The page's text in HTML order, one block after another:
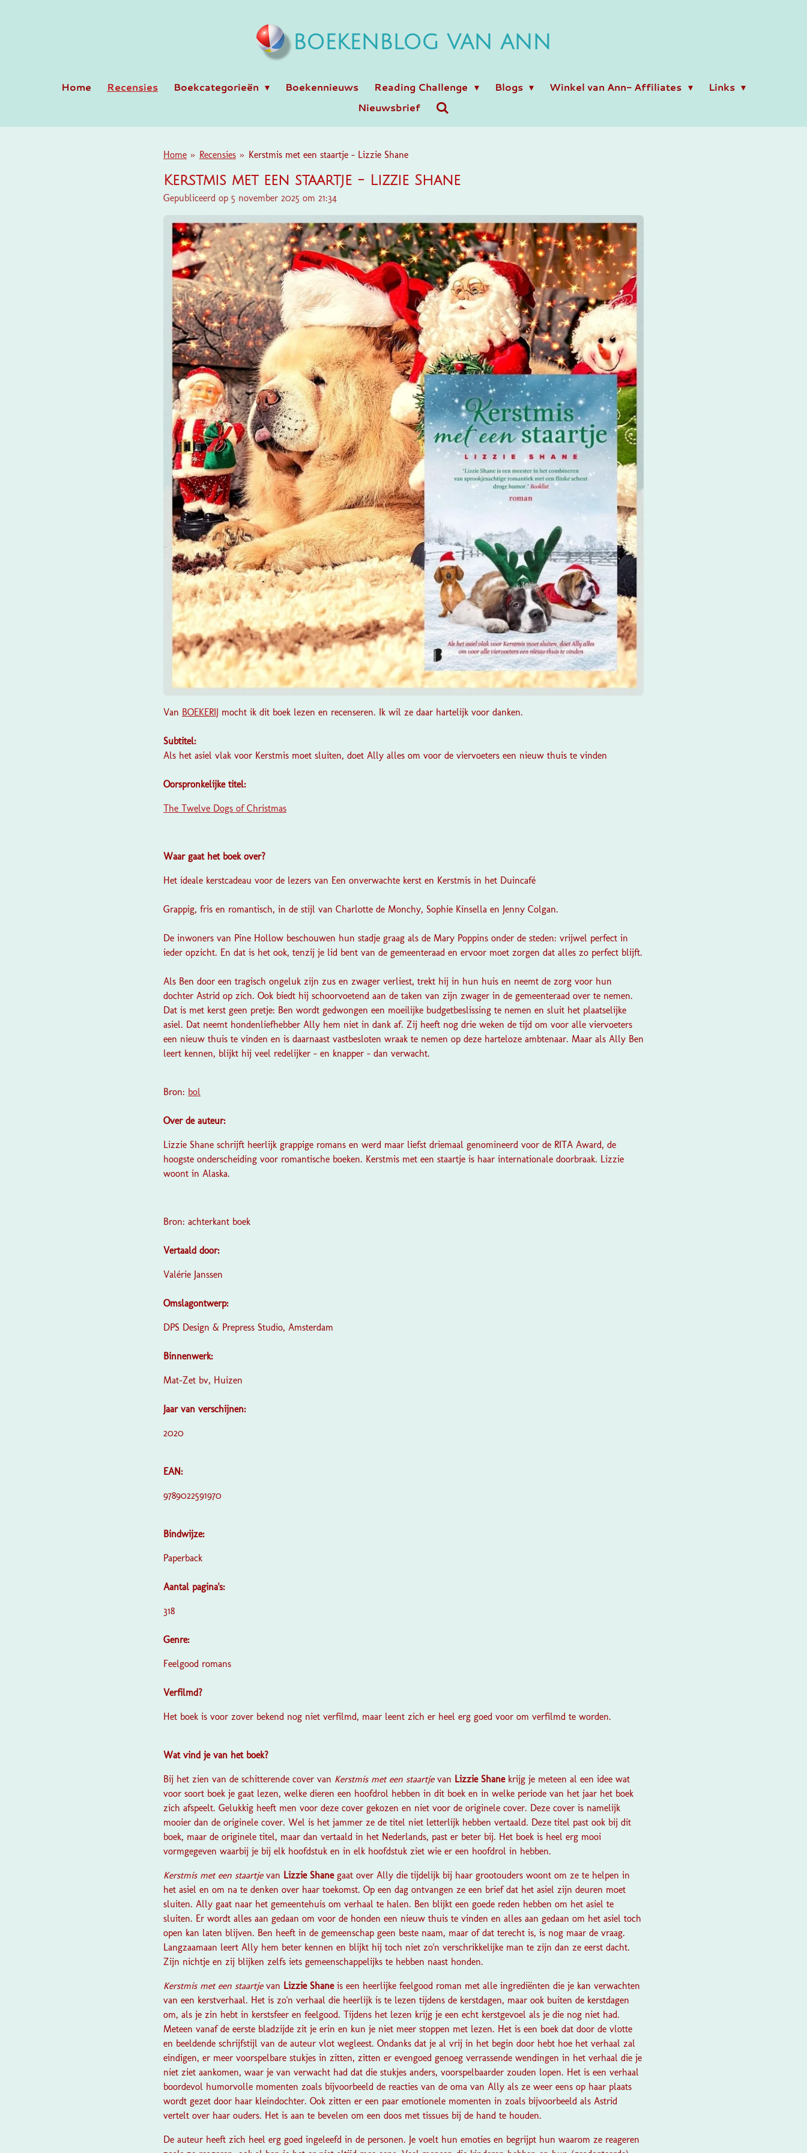
BOEKENBLOG VAN ANN
Home Recensies Boekcategorieën Boekennieuws Reading Challenge Blogs Winkel van Ann- Affiliates
Links
Nieuwsbrief
Home » Recensies » Kerstmis met een staartje - Lizzie Shane
Kerstmis met een staartje - Lizzie Shane
Gepubliceerd op 5 november 2025 om 21:34
Van BOEKERIJ mocht ik dit boek lezen en recenseren. Ik wil ze daar hartelijk voor danken.
Subtitel:
Als het asiel vlak voor Kerstmis moet sluiten, doet Ally alles om voor de viervoeters een nieuw thuis te vinden
Oorspronkelijke titel:
The Twelve Dogs of Christmas
Waar gaat het boek over?
Het ideale kerstcadeau voor de lezers van Een onverwachte kerst en Kerstmis in het Duincafé
Grappig, fris en romantisch, in de stijl van Charlotte de Monchy, Sophie Kinsella en Jenny Colgan.
De inwoners van Pine Hollow beschouwen hun stadje graag als de Mary Poppins onder de steden: vrijwel perfect in
ieder opzicht. En dat is het ook, tenzij je lid bent van de gemeenteraad en ervoor moet zorgen dat alles zo perfect blijft.
Als Ben door een tragisch ongeluk zijn zus en zwager verliest, trekt hij in hun huis en neemt de zorg voor hun
dochter Astrid op zich. Ook biedt hij schoorvoetend aan de taken van zijn zwager in de gemeenteraad over te nemen.
Dat is met kerst geen pretje: Ben wordt gedwongen een moeilijke budgetbeslissing te nemen en sluit het plaatselijke
asiel. Dat neemt hondenliefhebber Ally hem niet in dank af. Zij heeft nog drie weken de tijd om voor alle viervoeters
een nieuw thuis te vinden en is daarnaast vastbesloten wraak te nemen op deze harteloze ambtenaar. Maar als Ally Ben
leert kennen, blijkt hij veel redelijker – en knapper – dan verwacht.
Bron: bol
Over de auteur:
Lizzie Shane schrijft heerlijk grappige romans en werd maar liefst driemaal genomineerd voor de RITA Award, de
hoogste onderscheiding voor romantische boeken. Kerstmis met een staartje is haar internationale doorbraak. Lizzie
woont in Alaska.
Bron: achterkant boek
Vertaald door:
Valérie Janssen
Omslagontwerp:
DPS Design & Prepress Studio, Amsterdam
Binnenwerk:
Mat-Zet bv, Huizen
Jaar van verschijnen:
2020
EAN:
9789022591970
Bindwijze:
Paperback
Aantal pagina's:
318
Genre:
Feelgood romans
Verfilmd?
Het boek is voor zover bekend nog niet verfilmd, maar leent zich er heel erg goed voor om verfilmd te worden.
Wat vind je van het boek?
Bij het zien van de schitterende cover van Kerstmis met een staartje van Lizzie Shane krijg je meteen al een idee wat
voor soort boek je gaat lezen, welke dieren een hoofdrol hebben in dit boek en in welke periode van het jaar het boek
zich afspeelt. Gelukkig heeft men voor deze cover gekozen en niet voor de originele cover. Deze cover is namelijk
mooier dan de originele cover. Wel is het jammer ze de titel niet letterlijk hebben vertaald. Deze titel past ook bij dit
boek, maar de originele titel, maar dan vertaald in het Nederlands, past er beter bij. Het boek is heel erg mooi
vormgegeven waarbij je bij elk hoofdstuk en in elk hoofdstuk ziet wie er een hoofdrol in hebben.
Kerstmis met een staartje van Lizzie Shane gaat over Ally die tijdelijk bij haar grootouders woont om ze te helpen in
het asiel en om na te denken over haar toekomst. Op een dag ontvangen ze een brief dat het asiel zijn deuren moet
sluiten. Ally gaat naar het gemeentehuis om verhaal te halen. Ben blijkt een goede reden hebben om het asiel te
sluiten. Er wordt alles aan gedaan om voor de honden een nieuw thuis te vinden en alles aan gedaan om het asiel toch
open kan laten blijven. Ben heeft in de gemeenschap geen beste naam, maar of dat terecht is, is nog maar de vraag.
Langzaamaan leert Ally hem beter kennen en blijkt hij toch niet zo'n verschrikkelijke man te zijn dan ze eerst dacht.
Zijn nichtje en zij blijken zelfs iets gemeenschappelijks te hebben naast honden.
Kerstmis met een staartje van Lizzie Shane is een heerlijke feelgood roman met alle ingrediënten die je kan verwachten
van een kerstverhaal. Het is zo'n verhaal die heerlijk is te lezen tijdens de kerstdagen, maar ook buiten de kerstdagen
om, als je zin hebt in kerstsfeer en feelgood. Tijdens het lezen krijg je een echt kerstgevoel als je die nog niet had.
Meteen vanaf de eerste bladzijde zit je erin en kun je niet meer stoppen met lezen. Het is een boek dat door de vlotte
en beeldende schrijfstijl van de auteur vlot wegleest. Ondanks dat je al vrij in het begin door hebt hoe het verhaal zal
eindigen, er meer voorspelbare stukjes in zitten, zitten er evengoed genoeg verrassende wendingen in het verhaal die je
niet ziet aankomen, waar je van verwacht had dat die stukjes anders, voorspelbaarder zouden lopen. Het is een verhaal
boordevol humorvolle momenten zoals bijvoorbeeld de reacties van de oma van Ally als ze weer eens op haar plaats
wordt gezet door haar kleindochter. Ook zitten er een paar emotionele momenten in zoals bijvoorbeeld als Astrid
vertelt over haar ouders. Het is aan te bevelen om een doos met tissues bij de hand te houden.
De auteur heeft zich heel erg goed ingeleefd in de personen. Je voelt hun emoties en begrijpt hun waarom ze reageren